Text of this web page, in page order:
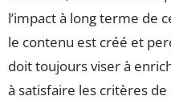
l’impact à long terme de
le contenu est créé et
doit toujours viser à
à satisfaire les critères de